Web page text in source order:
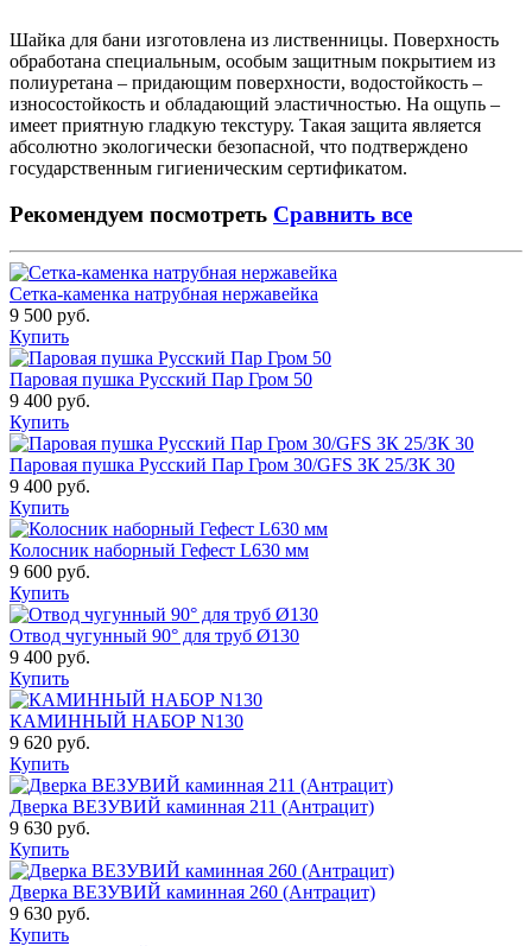
Шайка для бани изготовлена из лиственницы. Поверхность
обработана специальным, особым защитным покрытием из
полиуретана – придающим поверхности, водостойкость –
износостойкость и обладающий эластичностью. На ощупь –
имеет приятную гладкую текстуру. Такая защита является
абсолютно экологически безопасной, что подтверждено
государственным гигиеническим сертификатом.
Рекомендуем посмотреть Сравнить все
Сетка-каменка натрубная нержавейка
9 500 руб.
Купить
Паровая пушка Русский Пар Гром 50
9 400 руб.
Купить
Паровая пушка Русский Пар Гром 30/GFS ЗК 25/ЗК 30
9 400 руб.
Купить
Колосник наборный Гефест L630 мм
9 600 руб.
Купить
Отвод чугунный 90° для труб Ø130
9 400 руб.
Купить
КАМИННЫЙ НАБОР N130
9 620 руб.
Купить
Дверка ВЕЗУВИЙ каминная 211 (Антрацит)
9 630 руб.
Купить
Дверка ВЕЗУВИЙ каминная 260 (Антрацит)
9 630 руб.
Купить